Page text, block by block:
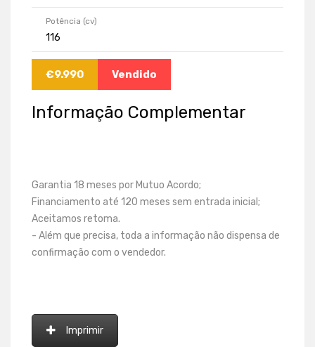
Potência (cv)
116
€9.990 Vendido
Informação Complementar
Garantia 18 meses por Mutuo Acordo;
Financiamento até 120 meses sem entrada inicial;
Aceitamos retoma.
- Além que precisa, toda a informação não dispensa de
confirmação com o vendedor.
Imprimir